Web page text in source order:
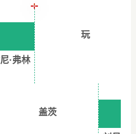
·弗林
玩
盖茨